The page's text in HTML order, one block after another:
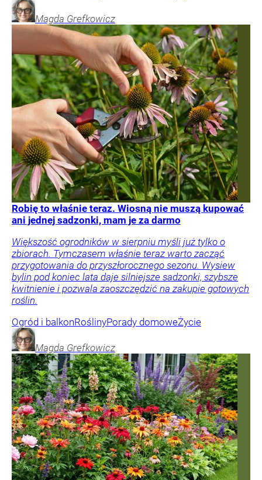
Magda Grefkowicz
Robię to właśnie teraz. Wiosną nie muszą kupować
ani jednej sadzonki, mam je za darmo
Większość ogrodników w sierpniu myśli już tylko o
zbiorach. Tymczasem właśnie teraz warto zacząć
przygotowania do przyszłorocznego sezonu. Wysiew
bylin pod koniec lata daje silniejsze sadzonki, szybsze
kwitnienie i pozwala zaoszczędzić na zakupie gotowych
roślin.
Ogród i balkonRoślinyPorady domoweŻycie
Magda Grefkowicz